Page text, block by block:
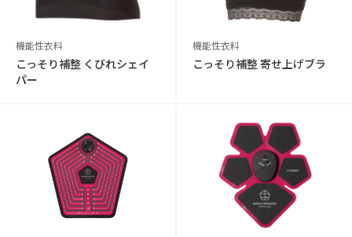
機能性衣料
こっそり補整 くびれシェイ
パー
機能性衣料
こっそり補整 寄せ上げブラ